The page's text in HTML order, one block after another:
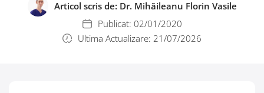
Articol scris de: Dr. Mihăileanu Florin Vasile
Publicat: 02/01/2020
Ultima Actualizare: 21/07/2026